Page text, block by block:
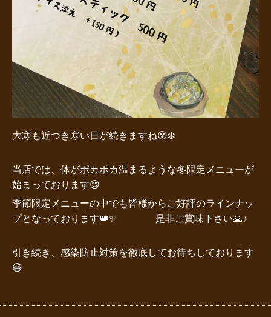
大寒も近づき寒い日が続きますね😵❄️
当店では、体がポカポカ温まるような冬限定メニューが
始まっております😊
季節限定メニューの中でも皆様からご好評のラインナッ
プとなっております👑✨ 是非ご賞味下さい🙏♪
引き続き、感染防止対策を徹底してお待ちしております
😷